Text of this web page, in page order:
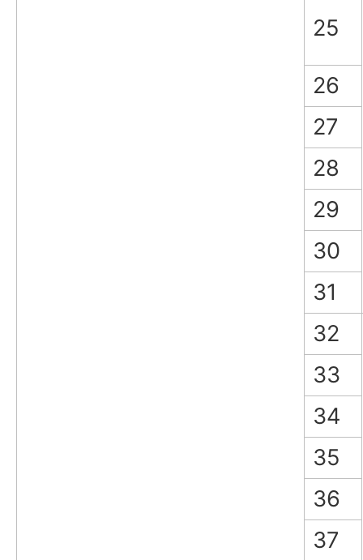
25
26
27
28
29
30
31
32
33
34
35
36
37